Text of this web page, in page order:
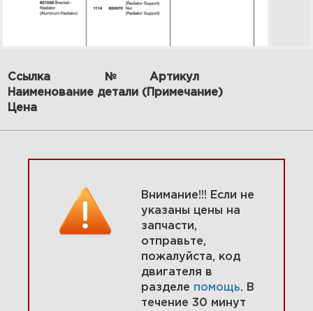
20 Электрический стартер
Увеличить
Ссылка №
Артикул
Наименование детали (Примечание)
Цена
Внимание!!! Если не
указаны цены на
запчасти,
отправьте,
пожалуйста, код
двигателя в
разделе помощь. В
течение 30 минут